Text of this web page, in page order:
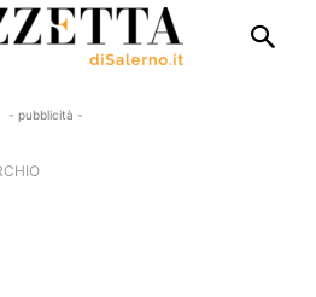
- pubblicità -